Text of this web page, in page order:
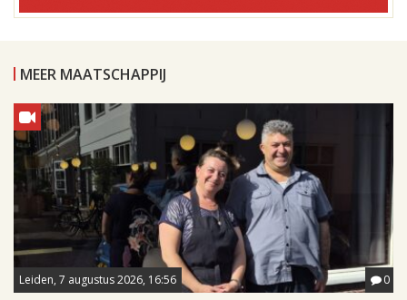
MEER MAATSCHAPPIJ
Leiden, 7 augustus 2026, 16:56 0